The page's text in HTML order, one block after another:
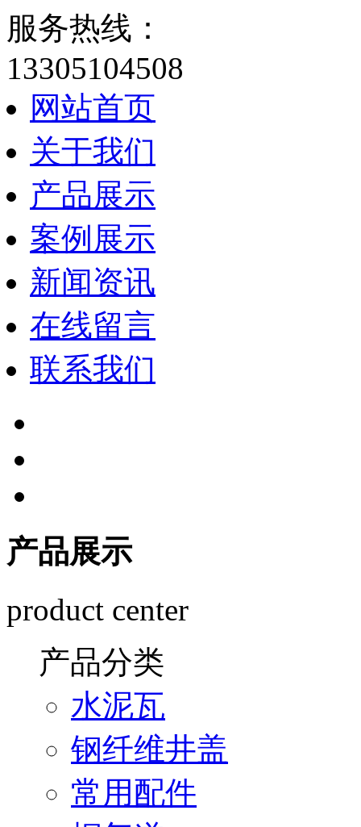
服务热线：
13305104508
网站首页
关于我们
产品展示
案例展示
新闻资讯
在线留言
联系我们
产品展示
product center
产品分类
水泥瓦
钢纤维井盖
常用配件